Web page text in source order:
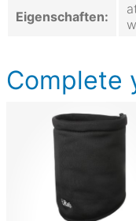
Eigenschaften:
Complete